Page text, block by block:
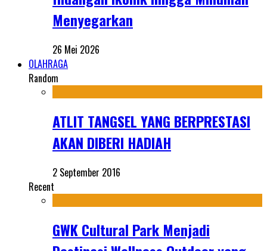
Menyegarkan
26 Mei 2026
OLAHRAGA
Random
ATLIT TANGSEL YANG BERPRESTASI
AKAN DIBERI HADIAH
2 September 2016
Recent
GWK Cultural Park Menjadi